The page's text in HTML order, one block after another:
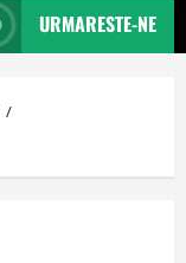
URMARESTE-NE